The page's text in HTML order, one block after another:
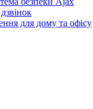
для дому та офісу